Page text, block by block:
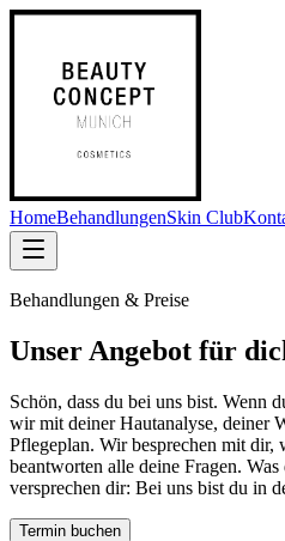
HomeBehandlungenSkin Club
Behandlungen & Preise
Unser Angebot für
Schön, dass du bei uns bist. Wenn
wir mit deiner Hautanalyse, deiner
Pflegeplan. Wir besprechen mit dir,
beantworten alle deine Fragen.
versprechen dir: Bei uns bist du in
Termin buchen